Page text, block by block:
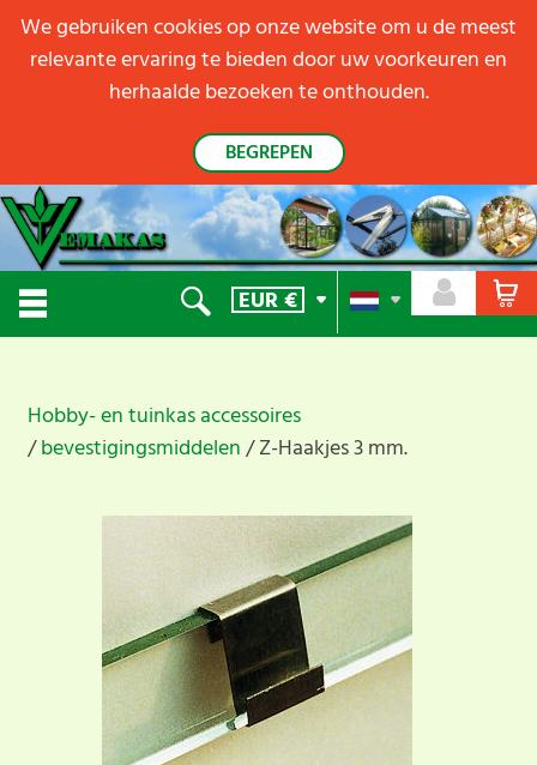
EUR€
Hobby- en tuinkas accessoires
bevestigingsmiddelen Z-Haakjes 3 mm.
We gebruiken cookies op onze website om u de meest
relevante ervaring te bieden door uw voorkeuren en
herhaalde bezoeken te onthouden.
BEGREPEN